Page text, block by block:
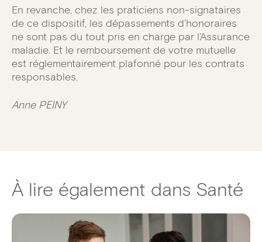
En revanche, chez les praticiens non-signataires
de ce dispositif, les dépassements d’honoraires
ne sont pas du tout pris en charge par l’Assurance
maladie. Et le remboursement de votre mutuelle
est réglementairement plafonné pour les contrats
responsables.
Anne PEINY
À lire également dans Santé